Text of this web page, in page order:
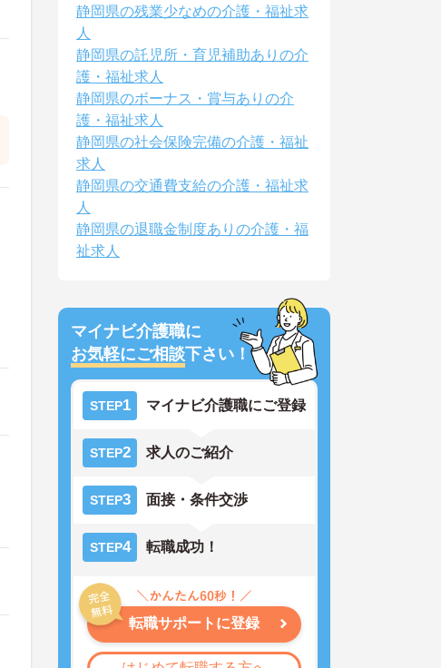
静岡県の残業少なめの介護・福祉求
人
静岡県の託児所・育児補助ありの介
護・福祉求人
静岡県のボーナス・賞与ありの介
護・福祉求人
静岡県の社会保険完備の介護・福祉
求人
静岡県の交通費支給の介護・福祉求
人
静岡県の退職金制度ありの介護・福
祉求人
マイナビ介護職に
お気軽にご相談下さい！
STEP1 マイナビ介護職にご登録
STEP2 求人のご紹介
STEP3 面接・条件交渉
STEP4 転職成功！
転職サポートに登録